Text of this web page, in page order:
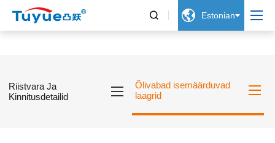
  Estonian
Riistvara Ja
Kinnitusdetailid
Õlivabad isemäärduvad
laagrid